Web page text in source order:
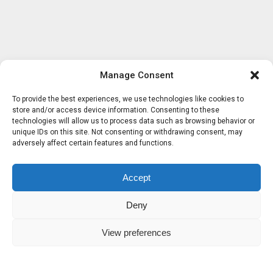
Manage Consent
To provide the best experiences, we use technologies like cookies to
store and/or access device information. Consenting to these
technologies will allow us to process data such as browsing behavior or
unique IDs on this site. Not consenting or withdrawing consent, may
adversely affect certain features and functions.
Accept
Deny
View preferences